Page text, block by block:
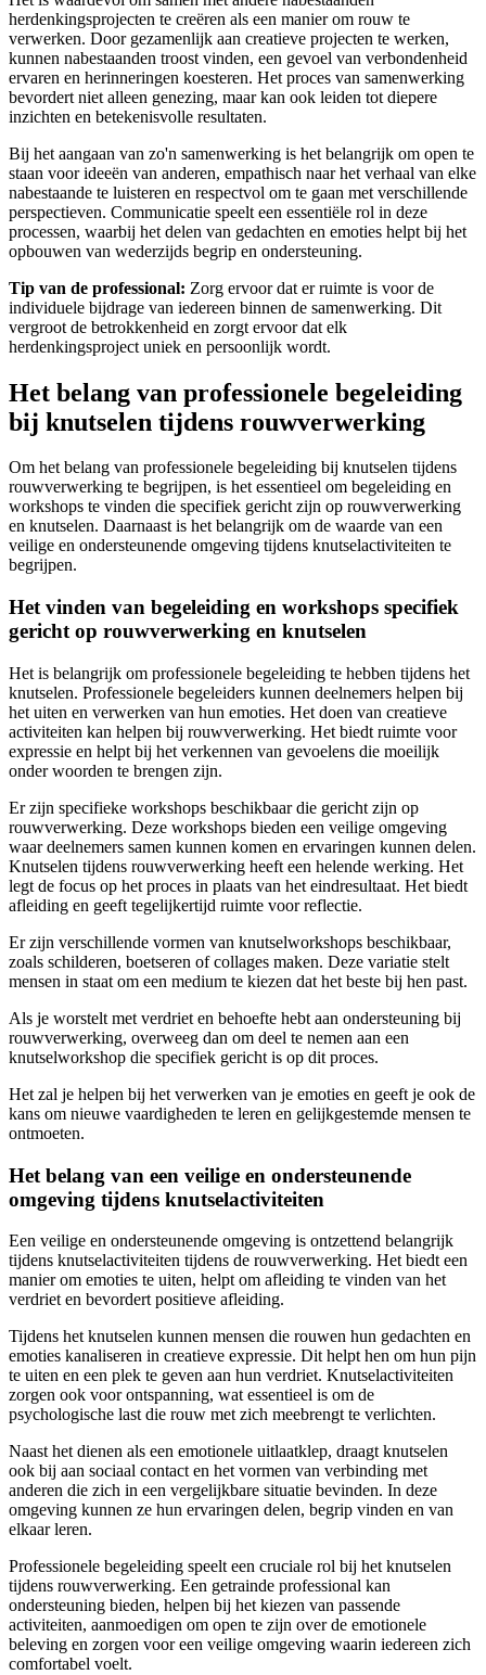
herdenkingsprojecten te creëren als een manier om rouw te
verwerken. Door gezamenlijk aan creatieve projecten te werken,
kunnen nabestaanden troost vinden, een gevoel van verbondenheid
ervaren en herinneringen koesteren. Het proces van samenwerking
bevordert niet alleen genezing, maar kan ook leiden tot diepere
inzichten en betekenisvolle resultaten.
Bij het aangaan van zo'n samenwerking is het belangrijk om open te
staan voor ideeën van anderen, empathisch naar het verhaal van elke
nabestaande te luisteren en respectvol om te gaan met verschillende
perspectieven. Communicatie speelt een essentiële rol in deze
processen, waarbij het delen van gedachten en emoties helpt bij het
opbouwen van wederzijds begrip en ondersteuning.
Tip van de professional: Zorg ervoor dat er ruimte is voor de
individuele bijdrage van iedereen binnen de samenwerking. Dit
vergroot de betrokkenheid en zorgt ervoor dat elk
herdenkingsproject uniek en persoonlijk wordt.
Het belang van professionele begeleiding
bij knutselen tijdens rouwverwerking
Om het belang van professionele begeleiding bij knutselen tijdens
rouwverwerking te begrijpen, is het essentieel om begeleiding en
workshops te vinden die specifiek gericht zijn op rouwverwerking
en knutselen. Daarnaast is het belangrijk om de waarde van een
veilige en ondersteunende omgeving tijdens knutselactiviteiten te
begrijpen.
Het vinden van begeleiding en workshops specifiek
gericht op rouwverwerking en knutselen
Het is belangrijk om professionele begeleiding te hebben tijdens het
knutselen. Professionele begeleiders kunnen deelnemers helpen bij
het uiten en verwerken van hun emoties. Het doen van creatieve
activiteiten kan helpen bij rouwverwerking. Het biedt ruimte voor
expressie en helpt bij het verkennen van gevoelens die moeilijk
onder woorden te brengen zijn.
Er zijn specifieke workshops beschikbaar die gericht zijn op
rouwverwerking. Deze workshops bieden een veilige omgeving
waar deelnemers samen kunnen komen en ervaringen kunnen delen.
Knutselen tijdens rouwverwerking heeft een helende werking. Het
legt de focus op het proces in plaats van het eindresultaat. Het biedt
afleiding en geeft tegelijkertijd ruimte voor reflectie.
Er zijn verschillende vormen van knutselworkshops beschikbaar,
zoals schilderen, boetseren of collages maken. Deze variatie stelt
mensen in staat om een medium te kiezen dat het beste bij hen past.
Als je worstelt met verdriet en behoefte hebt aan ondersteuning bij
rouwverwerking, overweeg dan om deel te nemen aan een
knutselworkshop die specifiek gericht is op dit proces.
Het zal je helpen bij het verwerken van je emoties en geeft je ook de
kans om nieuwe vaardigheden te leren en gelijkgestemde mensen te
ontmoeten.
Het belang van een veilige en ondersteunende
omgeving tijdens knutselactiviteiten
Een veilige en ondersteunende omgeving is ontzettend belangrijk
tijdens knutselactiviteiten tijdens de rouwverwerking. Het biedt een
manier om emoties te uiten, helpt om afleiding te vinden van het
verdriet en bevordert positieve afleiding.
Tijdens het knutselen kunnen mensen die rouwen hun gedachten en
emoties kanaliseren in creatieve expressie. Dit helpt hen om hun pijn
te uiten en een plek te geven aan hun verdriet. Knutselactiviteiten
zorgen ook voor ontspanning, wat essentieel is om de
psychologische last die rouw met zich meebrengt te verlichten.
Naast het dienen als een emotionele uitlaatklep, draagt knutselen
ook bij aan sociaal contact en het vormen van verbinding met
anderen die zich in een vergelijkbare situatie bevinden. In deze
omgeving kunnen ze hun ervaringen delen, begrip vinden en van
elkaar leren.
Professionele begeleiding speelt een cruciale rol bij het knutselen
tijdens rouwverwerking. Een getrainde professional kan
ondersteuning bieden, helpen bij het kiezen van passende
activiteiten, aanmoedigen om open te zijn over de emotionele
beleving en zorgen voor een veilige omgeving waarin iedereen zich
comfortabel voelt.